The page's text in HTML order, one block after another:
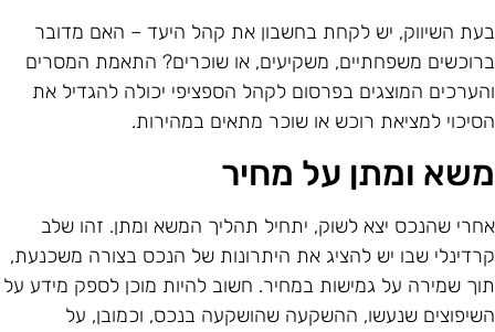
השיווק, יש לקחת בחשבון את קהל היעד – האם מדובר
משפחתיים, משקיעים, או שוכרים? התאמת המסרים
המוצגים בפרסום לקהל הספציפי יכולה להגדיל את
למציאת רוכש או שוכר מתאים במהירות.
ומתן על מחיר
שהנכס יצא לשוק, יתחיל תהליך המשא ומתן. זהו שלב
שבו יש להציג את היתרונות של הנכס בצורה משכנעת,
שמירה על גמישות במחיר. חשוב להיות מוכן לספק מידע על
שנעשו, ההשקעה שהושקעה בנכס, וכמובן, על